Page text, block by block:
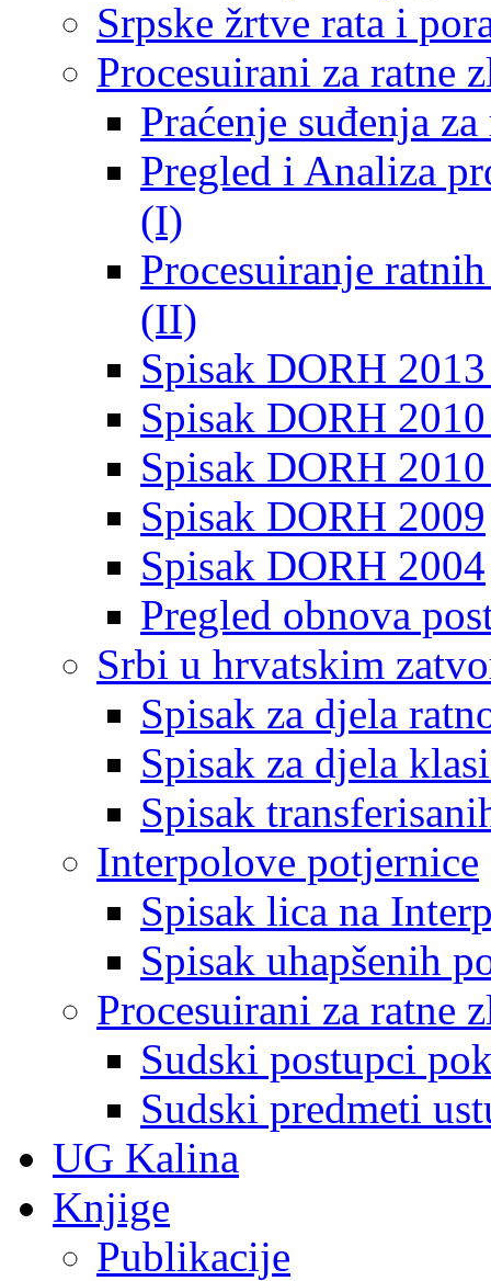
Srpske žrtve rata i
Procesuirani za ratne
Praćenje suđenja
Pregled i Analiza
(I)
Procesuiranje
(II)
Spisak DORH
Spisak DORH
Spisak DORH
Spisak DORH 2009
Spisak DORH 2004
Pregled obnova
Srbi u hrvatskim
Spisak za djela
Spisak za djela
Spisak
Interpolove potjernice
Spisak lica na
Spisak uhapšenih
Procesuirani za ratne
Sudski postupci
Sudski predmeti
UG Kalina
Knjige
Publikacije